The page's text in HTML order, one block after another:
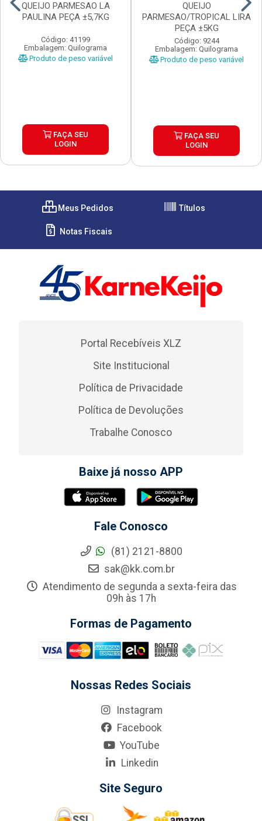
QUEIJO PARMESAO LA
PAULINA PEÇA ±5,7KG
Código: 41199
Embalagem: Quilograma
Produto de peso variável
FAÇA SEU
LOGIN
QUEIJO
PARMESAO/TROPICAL LIRA
PEÇA ±5KG
Código: 9244
Embalagem: Quilograma
Produto de peso variável
FAÇA SEU
LOGIN
Meus Pedidos Títulos
Notas Fiscais
Portal Recebíveis XLZ
Site Institucional
Política de Privacidade
Política de Devoluções
Trabalhe Conosco
Baixe já nosso APP
Fale Conosco
(81) 2121-8800
sak@kk.com.br
Atendimento de segunda a sexta-feira das
09h às 17h
Formas de Pagamento
Nossas Redes Sociais
Instagram
Facebook
YouTube
Linkedin
Site Seguro